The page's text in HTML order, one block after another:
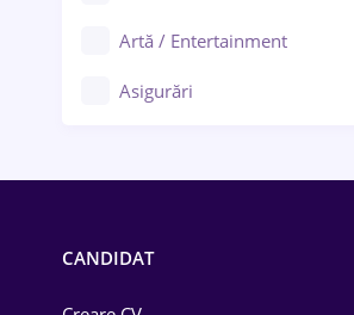
Artă / Entertainment
Asigurări
CANDIDAT